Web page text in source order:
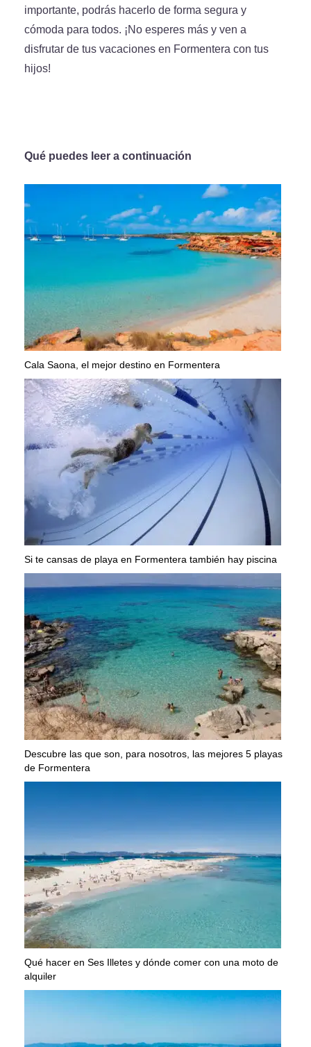
importante, podrás hacerlo de forma segura y
cómoda para todos. ¡No esperes más y ven a
disfrutar de tus vacaciones en Formentera con tus
hijos!
Qué puedes leer a continuación
Cala Saona, el mejor destino en Formentera
Si te cansas de playa en Formentera también hay piscina
Descubre las que son, para nosotros, las mejores 5 playas
de Formentera
Qué hacer en Ses Illetes y dónde comer con una moto de
alquiler